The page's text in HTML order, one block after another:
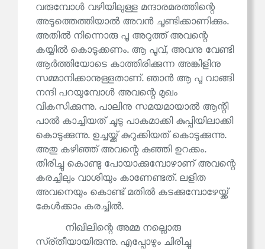
വരുമ്പോൾ വഴിയിലുള്ള മന്ദാരമരത്തിന്റെ
അടുത്തെത്തിയാൽ അവൻ ചൂണ്ടിക്കാണിക്കും.
അതിൽ നിന്നൊരു പൂ അറുത്ത് അവന്റെ
കയ്യിൽ കൊടുക്കണം. ആ പൂവ്, അവനു വേണ്ടി
ആർത്തിയോടെ കാത്തിരിക്കുന്ന അങ്കിളിനു
സമ്മാനിക്കാനുള്ളതാണ്. ഞാൻ ആ പൂ വാങ്ങി
നന്ദി പറയുമ്പോൾ അവന്റെ മുഖം
വികസിക്കുന്നു. പാലിനു സമയമായാൽ ആന്റി
പാൽ കാച്ചിയത് ചൂടു പാകമാക്കി കുപ്പിയിലാക്കി
കൊടുക്കുന്നു. ഉച്ചയ്ക്ക് കുറുക്കിയത് കൊടുക്കുന്നു.
അതു കഴിഞ്ഞ് അവന്റെ കുഞ്ഞി ഉറക്കം.
തിരിച്ചു കൊണ്ടു പോയാക്കുമ്പോഴാണ് അവന്റെ
കരച്ചിലും വാശിയും കാണേണ്ടത്. ലളിത
അവനെയും കൊണ്ട് മതിൽ കടക്കുമ്പോഴേയ്ക്ക്
കേൾക്കാം കരച്ചിൽ.
നിഖിലിന്റെ അമ്മ നല്ലൊരു
സ്ര്തീയായിരുന്നു. എപ്പോഴും ചിരിച്ചു